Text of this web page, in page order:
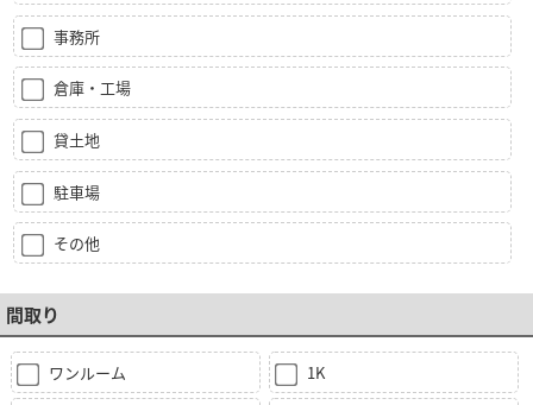
事務所
倉庫・工場
貸土地
駐車場
その他
間取り
ワンルーム 1K